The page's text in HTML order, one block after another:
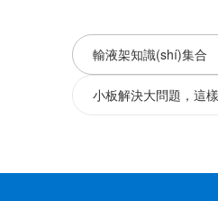
輸液架知識(shí)集合
小板解決大問題，這